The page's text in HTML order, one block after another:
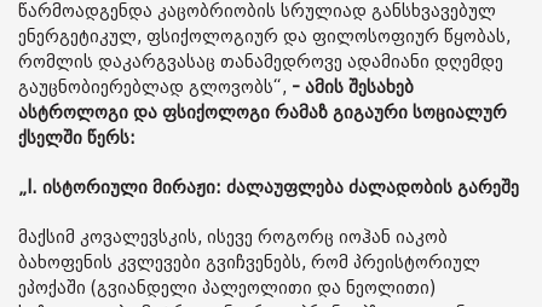
წარმოადგენდა კაცობრიობის სრულიად განსხვავებულ
ენერგეტიკულ, ფსიქოლოგიურ და ფილოსოფიურ წყობას,
რომლის დაკარგვასაც თანამედროვე ადამიანი დღემდე
გაუცნობიერებლად გლოვობს“, - ამის შესახებ
ასტროლოგი და ფსიქოლოგი რამაზ გიგაური სოციალურ
ქსელში წერს:
„I. ისტორიული მირაჟი: ძალაუფლება ძალადობის გარეშე
მაქსიმ კოვალევსკის, ისევე როგორც იოჰან იაკობ
ბახოფენის კვლევები გვიჩვენებს, რომ პრეისტორიულ
ეპოქაში (გვიანდელი პალეოლითი და ნეოლითი)